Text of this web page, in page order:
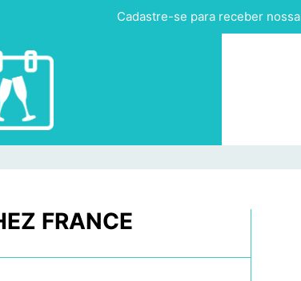
FRANCE
Cadastre-se para receber